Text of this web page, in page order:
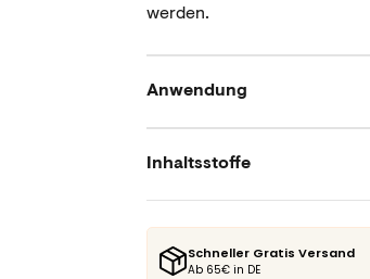
werden.
Anwendung
Inhaltsstoffe
Schneller Gratis Versand
Ab 65€ in DE